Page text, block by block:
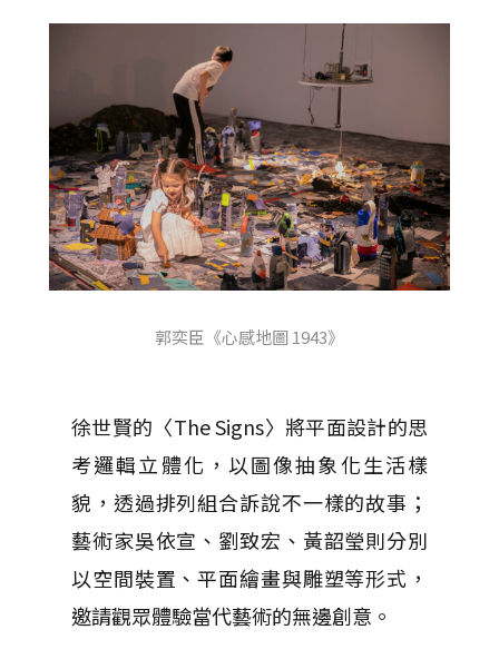
郭奕臣《心感地圖 1943》
徐世賢的〈The Signs〉將平面設計的思
考邏輯立體化，以圖像抽象化生活樣
貌，透過排列組合訴說不一樣的故事；
藝術家吳依宣、劉致宏、黃韶瑩則分別
以空間裝置、平面繪畫與雕塑等形式，
邀請觀眾體驗當代藝術的無邊創意。